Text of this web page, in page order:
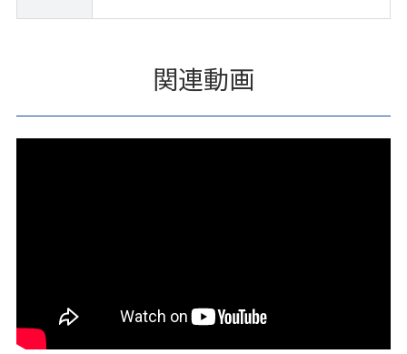
関連動画